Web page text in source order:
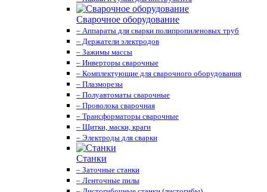
Сварочное оборудование
– Аппараты для сварки полипропиленовых труб
– Держатели электродов
– Зажимы массы
– Инверторы сварочные
– Комплектующие для сварочного оборудования
– Плазморезы
– Полуавтоматы сварочные
– Проволока сварочная
– Трансформаторы сварочные
– Щитки, маски, краги
– Электроды для сварки
Станки
– Заточные станки
– Ленточные пилы